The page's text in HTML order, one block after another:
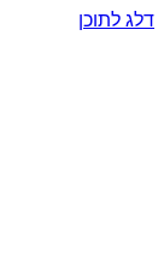
דלג לתוכן